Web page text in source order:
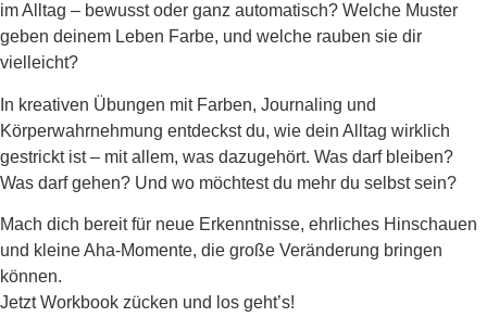
im Alltag – bewusst oder ganz automatisch? Welche Muster
geben deinem Leben Farbe, und welche rauben sie dir
vielleicht?
In kreativen Übungen mit Farben, Journaling und
Körperwahrnehmung entdeckst du, wie dein Alltag wirklich
gestrickt ist – mit allem, was dazugehört. Was darf bleiben?
Was darf gehen? Und wo möchtest du mehr du selbst sein?
Mach dich bereit für neue Erkenntnisse, ehrliches Hinschauen
und kleine Aha-Momente, die große Veränderung bringen
können.
Jetzt Workbook zücken und los geht’s!